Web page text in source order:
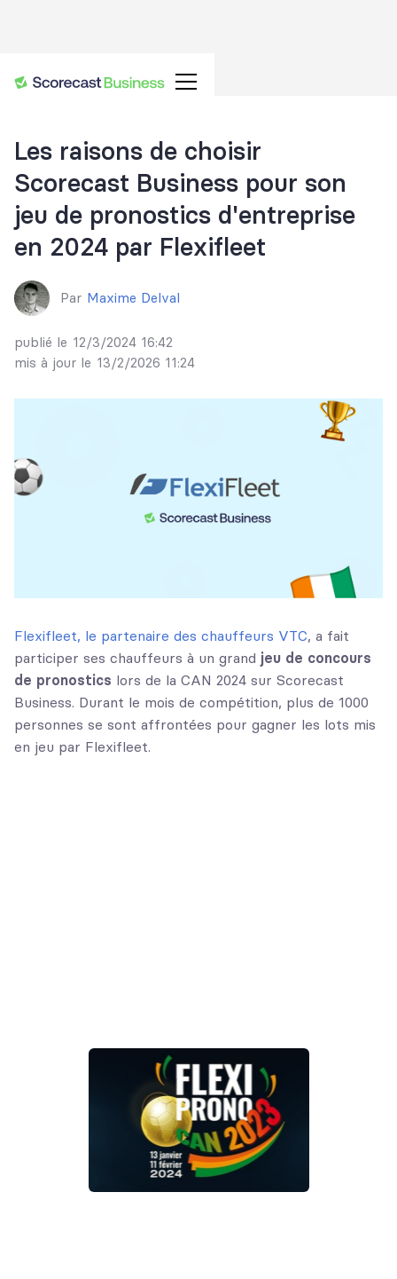
Les raisons de choisir
Scorecast Business pour son
jeu de pronostics d'entreprise
en 2024 par Flexifleet
Par Maxime Delval
publié le 12/3/2024 16:42
mis à jour le 13/2/2026 11:24
Flexifleet, le partenaire des chauffeurs VTC, a fait
participer ses chauffeurs à un grand jeu de concours
de pronostics lors de la CAN 2024 sur Scorecast
Business. Durant le mois de compétition, plus de 1000
personnes se sont affrontées pour gagner les lots mis
en jeu par Flexifleet.